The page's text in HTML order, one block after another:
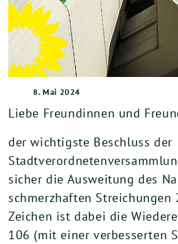
8. Mai 2024
Liebe Freundinnen und
der wichtigste Beschluss der
sicher die Ausweitung des
schmerzhaften Streichungen
Zeichen ist dabei die
106 (mit einer verbesserten